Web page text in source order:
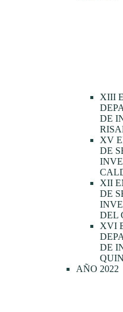
XIII
DE
XV
DE
XII
DE
DEL
XVI
DE
AÑO 2022